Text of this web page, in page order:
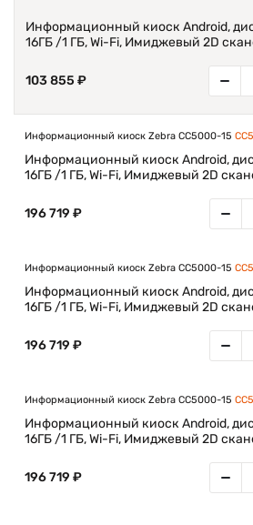
Информационный киоск Android,
16ГБ /1 ГБ, Wi-Fi, Имиджевый 2D
103 855 ₽
Информационный киоск Zebra CC5000-15
Информационный киоск Android,
16ГБ /1 ГБ, Wi-Fi, Имиджевый 2D
196 719 ₽
Информационный киоск Zebra CC5000-15
Информационный киоск Android,
16ГБ /1 ГБ, Wi-Fi, Имиджевый 2D
196 719 ₽
Информационный киоск Zebra CC5000-15
Информационный киоск Android,
16ГБ /1 ГБ, Wi-Fi, Имиджевый 2D
196 719 ₽